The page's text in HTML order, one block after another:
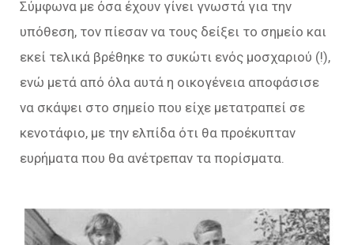
Σύμφωνα με όσα έχουν γίνει γνωστά για την
υπόθεση, τον πίεσαν να τους δείξει το σημείο και
εκεί τελικά βρέθηκε το συκώτι ενός μοσχαριού (!),
ενώ μετά από όλα αυτά η οικογένεια αποφάσισε
να σκάψει στο σημείο που είχε μετατραπεί σε
κενοτάφιο, με την ελπίδα ότι θα προέκυπταν
ευρήματα που θα ανέτρεπαν τα πορίσματα.